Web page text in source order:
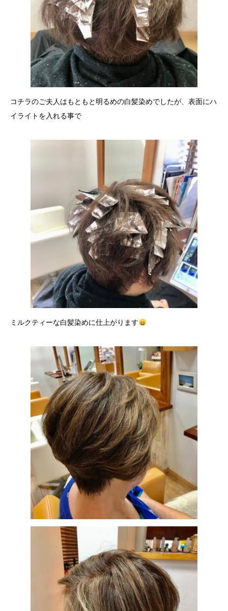
コチラのご夫人はもともと明るめの白髪染めでしたが、表面にハ
イライトを入れる事で
ミルクティーな白髪染めに仕上がります